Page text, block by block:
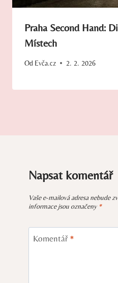
Praha Second Hand:
Místech
Od Evča.cz 2. 2. 2026
Napsat komentář
Vaše e-mailová adresa nebude
informace jsou označeny *
Komentář *